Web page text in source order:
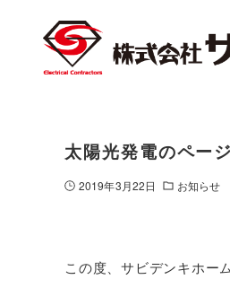
太陽光発電のペー
2019年3月22日 お知らせ
この度、サビデンキホー